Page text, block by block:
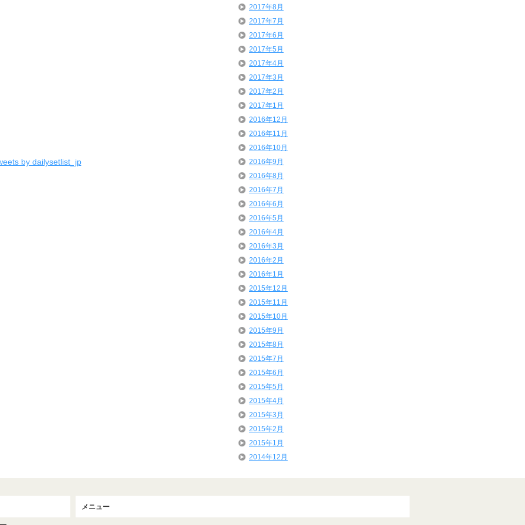
by dailysetlist_jp
2017年8月
2017年7月
2017年6月
2017年5月
2017年4月
2017年3月
2017年2月
2017年1月
2016年12月
2016年11月
2016年10月
2016年9月
2016年8月
2016年7月
2016年6月
2016年5月
2016年4月
2016年3月
2016年2月
2016年1月
2015年12月
2015年11月
2015年10月
2015年9月
2015年8月
2015年7月
2015年6月
2015年5月
2015年4月
2015年3月
2015年2月
2015年1月
2014年12月
メニュー